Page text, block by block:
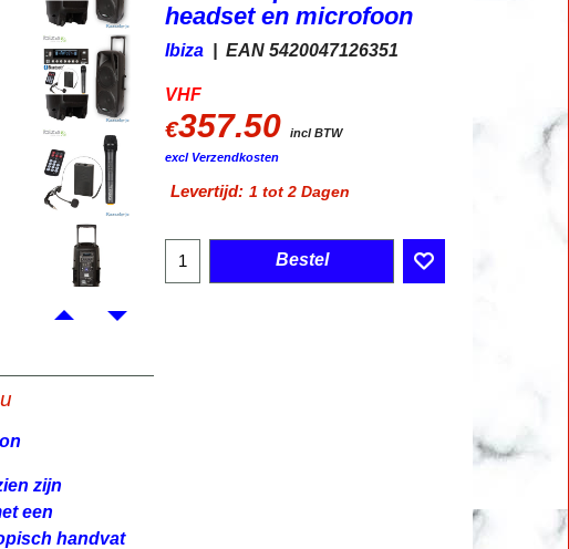
headset en microfoon
Ibiza EAN 5420047126351
VHF
€357.50
incl BTW
excl Verzendkosten
Levertijd: 1 tot 2 Dagen
Bestel
zijn
een
handvat